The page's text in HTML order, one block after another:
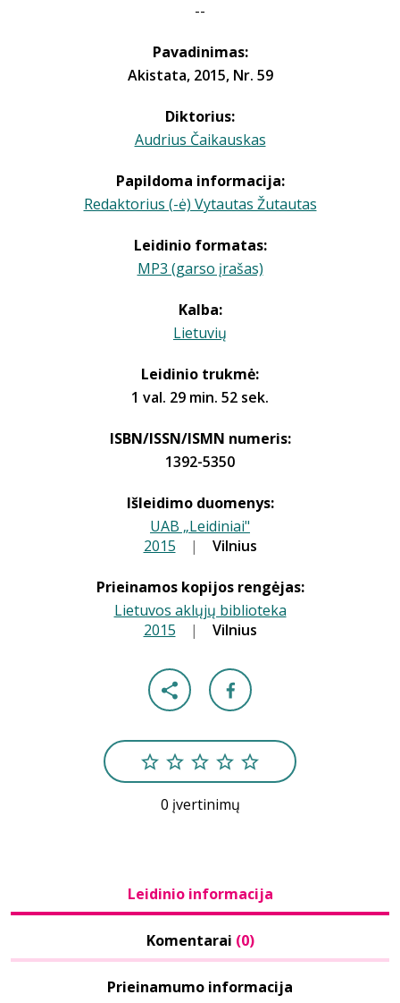
--
Pavadinimas:
Akistata, 2015, Nr. 59
Diktorius:
Audrius Čaikauskas
Papildoma informacija:
Redaktorius (-ė) Vytautas Žutautas
Leidinio formatas:
MP3 (garso įrašas)
Kalba:
Lietuvių
Leidinio trukmė:
1 val. 29 min. 52 sek.
ISBN/ISSN/ISMN numeris:
1392-5350
Išleidimo duomenys:
UAB „Leidiniai"
2015 | Vilnius
Prieinamos kopijos rengėjas:
Lietuvos aklųjų biblioteka
2015 | Vilnius
0 įvertinimų
Leidinio informacija
Komentarai (0)
Prieinamumo informacija